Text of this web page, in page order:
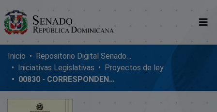
Comunidades
Glosario
Nosotros
Inicio
Repositorio Digital SenadoRD
Iniciativas Legislativas
Proyectos de ley
00830 - CORRESPONDENCIA